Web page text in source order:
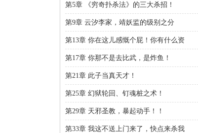
第5章 《穷奇扑杀法》的三大杀招！
第9章 云汐李家，靖妖监的级别之分
第13章 你在这儿感慨个屁！你有什么资
格？！
第17章 你那不是去比武，是炸鱼！
第21章 此子当真天才！
第25章 幻狱轮回、钉魂桩之术！
第29章 天邪圣教，暴起动手！！
第33章 我这不送上门来了，快点来杀我